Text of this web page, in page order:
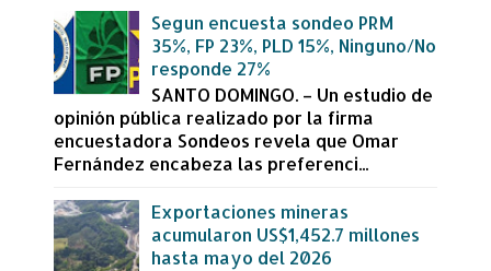
Segun encuesta sondeo PRM
35%, FP 23%, PLD 15%, Ninguno/No
responde 27%
SANTO DOMINGO. – Un estudio de
opinión pública realizado por la firma
encuestadora Sondeos revela que Omar
Fernández encabeza las preferenci...
Exportaciones mineras
acumularon US$1,452.7 millones
hasta mayo del 2026